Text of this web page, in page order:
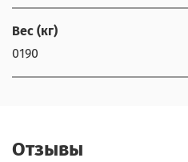
Вес (кг)
0190
Отзывы